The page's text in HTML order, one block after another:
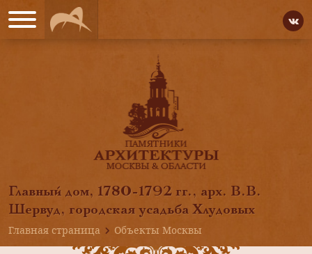
Главный дом, 1780-1792 гг., арх. В.В.
Шервуд, городская усадьба Хлудовых
Главная страница
Объекты Москвы